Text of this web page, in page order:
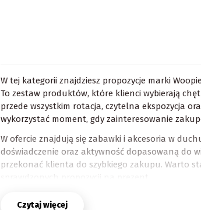
W tej kategorii znajdziesz propozycje marki
To zestaw produktów, które klienci wybierają
przede wszystkim rotacja, czytelna ekspozycja
wykorzystać moment, gdy zainteresowanie
W ofercie znajdują się zabawki i akcesoria w
doświadczenie oraz aktywność dopasowaną do
przekonać klienta do szybkiego zakupu. Warto
Co sprzedaje się
Czytaj więcej